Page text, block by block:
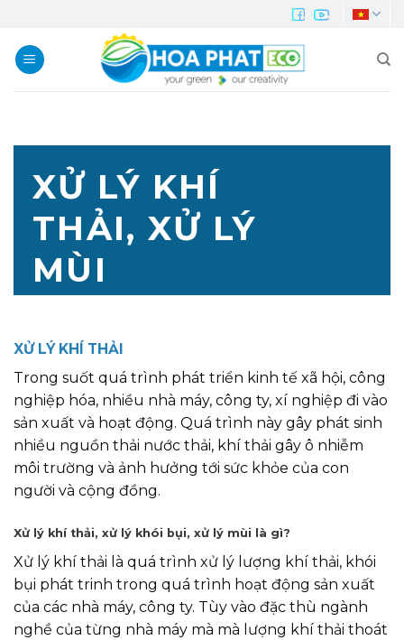
content
XỬ LÝ KHÍ
THẢI, XỬ LÝ
MÙI
XỬ LÝ KHÍ THẢI
Trong suốt quá trình phát triển kinh tế xã hội, công
nghiệp hóa, nhiều nhà máy, công ty, xí nghiệp đi vào
sản xuất và hoạt động. Quá trình này gây phát sinh
nhiều nguồn thải nước thải, khí thải gây ô nhiễm
môi trường và ảnh hưởng tới sức khỏe của con
người và cộng đồng.
Xử lý khí thải, xử lý khói bụi, xử lý mùi là gì?
Xử lý khí thải là quá trình xử lý lượng khí thải, khói
bụi phát trinh trong quá trình hoạt động sản xuất
của các nhà máy, công ty. Tùy vào đặc thù ngành
nghề của từng nhà máy mà mà lượng khí thải thoát